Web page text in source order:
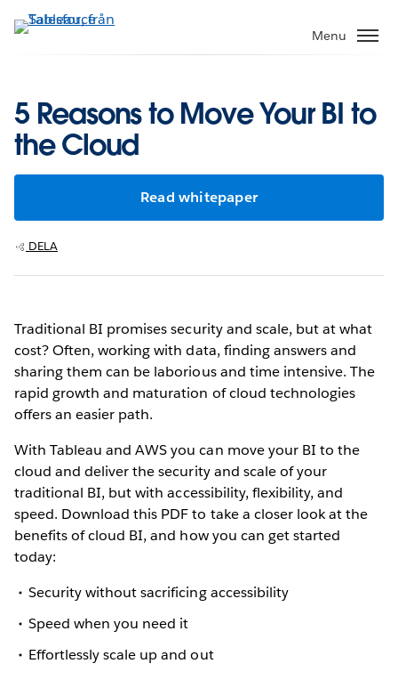
vidare
Menu
5 Reasons to Move Your BI to
the Cloud
Read whitepaper
DELA
Traditional BI promises security and scale, but at what
cost? Often, working with data, finding answers and
sharing them can be laborious and time intensive. The
rapid growth and maturation of cloud technologies
offers an easier path.
With Tableau and AWS you can move your BI to the
cloud and deliver the security and scale of your
traditional BI, but with accessibility, flexibility, and
speed. Download this PDF to take a closer look at the
benefits of cloud BI, and how you can get started
today:
Security without sacrificing accessibility
Speed when you need it
Effortlessly scale up and out